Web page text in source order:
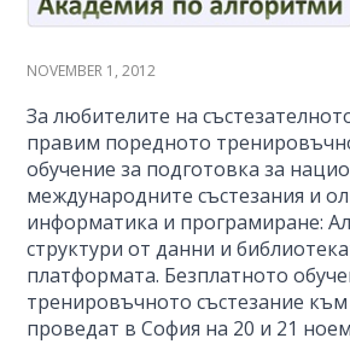
NOVEMBER 1, 2012
За любителите на
правим поредното
обучение за подготовка за
международните състезания и
информатика и програмиране:
структури от данни и
платформата. Безплатното
тренировъчното състезание
проведат в София на 20 и 21